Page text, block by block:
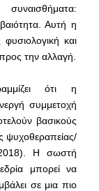
Αυτή η
και
την αλλαγή.
ότι η
συμμετοχή
βασικούς
ψυχοθεραπείας/
Η σωστή
μπορεί να
σε μια πιο